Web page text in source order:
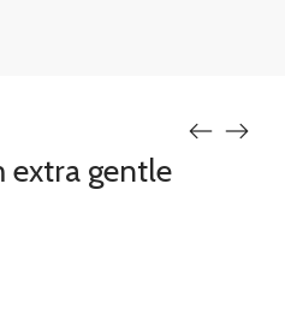
extra gentle